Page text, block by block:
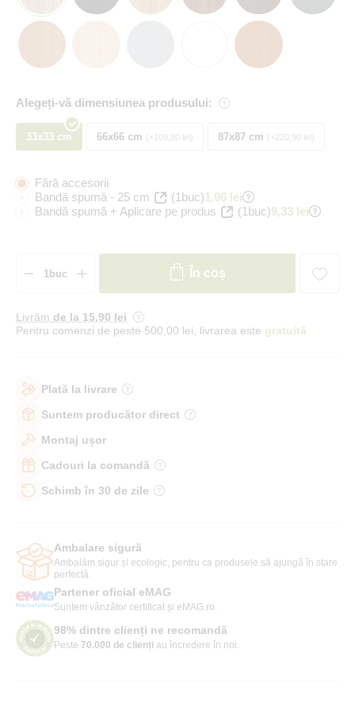
Alegeți-vă dimensiunea produsului:
33x33 cm 66x66 cm +109,80 lei 87x87 cm +220,90 lei
Fără accesorii
Bandă spumă - 25 cm
(1buc)1,96 lei
Bandă spumă + Aplicare pe produs
(1buc)9,33 lei
În coș
Livrăm de la 15,90 lei
Pentru comenzi de peste 500,00 lei, livrarea este gratuită
Plată la livrare
Suntem producător direct
Montaj ușor
Cadouri la comandă
Schimb în 30 de zile
Ambalare sigură
Ambalăm sigur și ecologic, pentru ca produsele să ajungă în stare
perfectă.
Partener oficial eMAG
Suntem vânzător certificat și eMAG.ro.
98% dintre clienți ne recomandă
Peste 70.000 de clienți au încredere în noi.